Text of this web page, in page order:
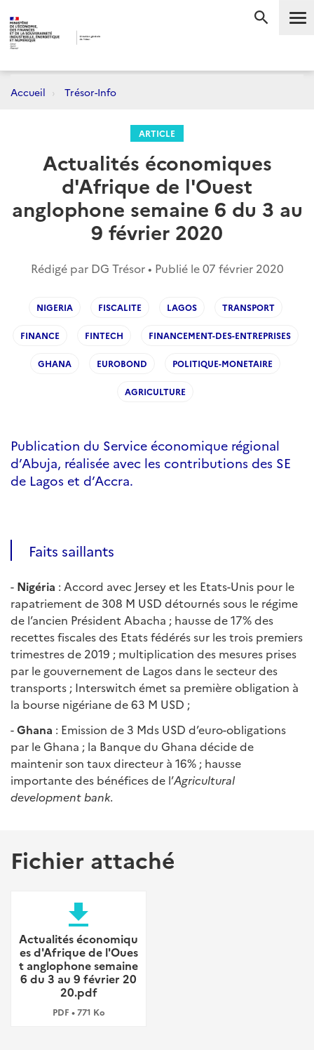
Accueil Trésor-Info
ARTICLE
Actualités économiques
d'Afrique de l'Ouest
anglophone semaine 6 du 3 au
9 février 2020
Rédigé par DG Trésor • Publié le07 février 2020
NIGERIA FISCALITE LAGOS TRANSPORT
FINANCE FINTECH FINANCEMENT-DES-ENTREPRISES
GHANA EUROBOND POLITIQUE-MONETAIRE
AGRICULTURE
Publication du Service économique régional
d’Abuja, réalisée avec les contributions des SE
de Lagos et d’Accra.
Faits saillants
- Nigéria : Accord avec Jersey et les Etats-Unis pour le
rapatriement de 308 M USD détournés sous le régime
de l’ancien Président Abacha ; hausse de 17% des
recettes fiscales des Etats fédérés sur les trois premiers
trimestres de 2019 ; multiplication des mesures prises
par le gouvernement de Lagos dans le secteur des
transports ; Interswitch émet sa première obligation à
la bourse nigériane de 63 M USD ;
-Ghana : Emission de 3 Mds USD d’euro-obligations
par le Ghana ; la Banque du Ghana décide de
maintenir son taux directeur à 16% ; hausse
importante des bénéfices de l’Agricultural
development bank.
Fichier attaché
file_download
Actualités économiqu
es d'Afrique de l'Oues
t anglophone semaine
6 du 3 au 9 février 20
20.pdf
PDF • 771 Ko